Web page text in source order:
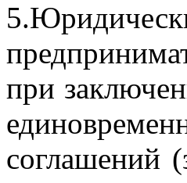
при
соглашений